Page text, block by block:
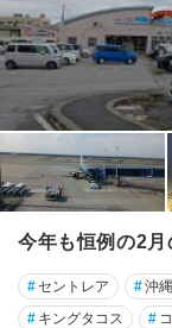
今年も恒例の2
#セントレア #沖
# キングタコス #